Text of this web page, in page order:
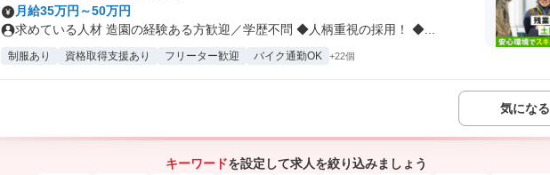
月給35万円～50万円
求めている人材 造園の経験ある方歓迎／学歴不問 ◆人柄重視の採用！ ◆...
制服あり 資格取得支援あり フリーター歓迎 バイク通勤OK +22個
気になる
キーワードを設定して求人を絞り込みましょう